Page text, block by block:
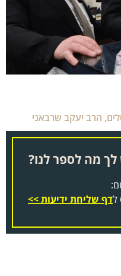
הרב יעקב שרבאני
מה לספר לנו?
שליחת ידיעות >>